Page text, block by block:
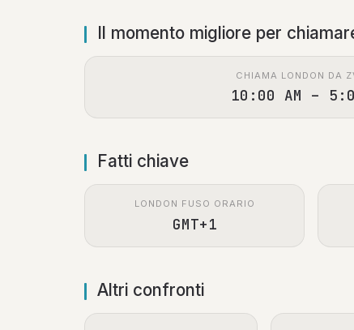
Il momento migliore per
CHIAMA LONDON DA
10:00 AM –
Fatti chiave
LONDON FUSO ORARIO
GMT+1
Altri confronti